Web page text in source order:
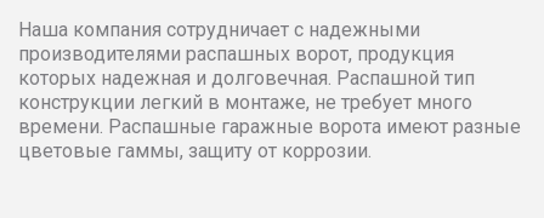
3800 41236 42061
3900 42061 42902 43760
Наша компания сотрудничает с надежными
производителями распашных ворот, продукция
которых надежная и долговечная. Распашной тип
конструкции легкий в монтаже, не требует много
времени. Распашные гаражные ворота имеют разные
цветовые гаммы, защиту от коррозии.